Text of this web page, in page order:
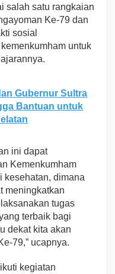
salah satu rangkaian
Ke-79 dan
sosial
untuk
Gubernur Sultra
Bantuan untuk
ini dapat
Kemenkumham
kesehatan, dimana
meningkatkan
tugas
terbaik bagi
dekat kita akan
79,” ucapnya.
kegiatan